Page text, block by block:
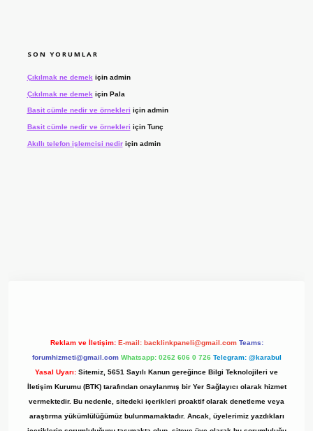
SON YORUMLAR
Çıkılmak ne demek için admin
Çıkılmak ne demek için Pala
Basit cümle nedir ve örnekleri için admin
Basit cümle nedir ve örnekleri için Tunç
Akıllı telefon işlemcisi nediriçin admin
Reklam ve İletişim: E-mail: backlinkpaneli@gmail.com Teams:
forumhizmeti@gmail.com Whatsapp: 0262 606 0 726 Telegram: @karabul
Yasal Uyarı: Sitemiz, 5651 Sayılı Kanun gereğince Bilgi Teknolojileri ve
İletişim Kurumu (BTK) tarafından onaylanmış bir Yer Sağlayıcı olarak hizmet
vermektedir. Bu nedenle, sitedeki içerikleri proaktif olarak denetleme veya
araştırma yükümlülüğümüz bulunmamaktadır. Ancak, üyelerimiz yazdıkları